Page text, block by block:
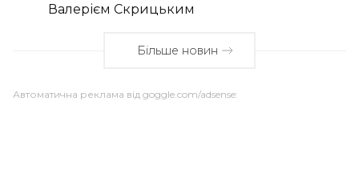
Валерієм Скрицьким
Більше новин
Автоматична реклама від goggle.com/adsense: